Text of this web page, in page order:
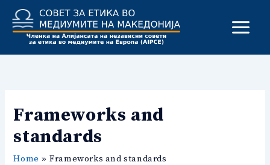
content
Frameworks and
standards
Home Frameworks and standards